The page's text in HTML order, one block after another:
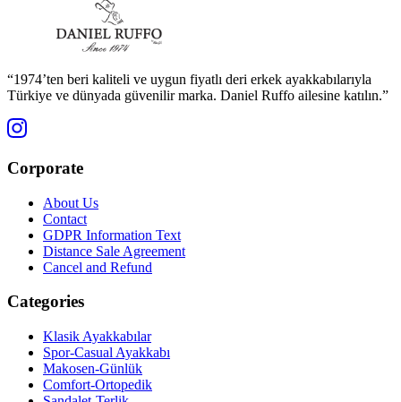
“1974’ten beri kaliteli ve uygun fiyatlı deri erkek ayakkabılarıyla
Türkiye ve dünyada güvenilir marka. Daniel Ruffo ailesine katılın.”
Corporate
About Us
Contact
GDPR Information Text
Distance Sale Agreement
Cancel and Refund
Categories
Klasik Ayakkabılar
Spor-Casual Ayakkabı
Makosen-Günlük
Comfort-Ortopedik